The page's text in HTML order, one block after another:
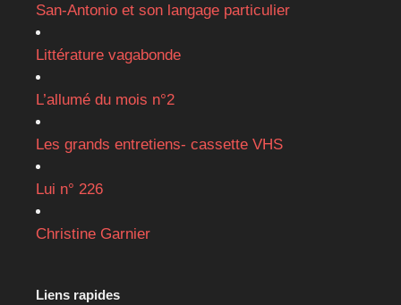
San-Antonio et son langage particulier
Littérature vagabonde
L’allumé du mois n°2
Les grands entretiens- cassette VHS
Lui n° 226
Christine Garnier
Liens rapides